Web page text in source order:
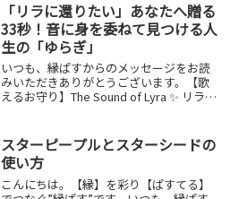
は、「荒野のスターピープル（スターシ
ード）」というテー...
「リラに還りたい」あなたへ贈る
33秒！音に身を委ねて見つける人
生の「ゆらぎ」
いつも、縁ぱすからのメッセージをお読
みいただきありがとうございます。【歌
えるお守り】The Sound of Lyra ✨ リラに
た「【歌えるお守り】The Sound...
スターピープルとスターシードの
使い方
こんにちは。【縁】を彩り【ぱすてる】